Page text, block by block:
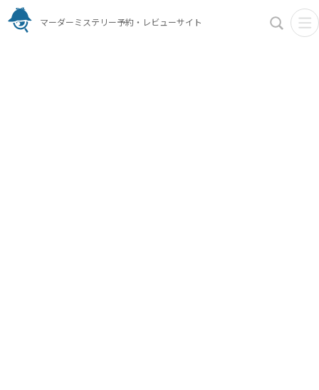
マーダーミステリー予約・レビューサイト